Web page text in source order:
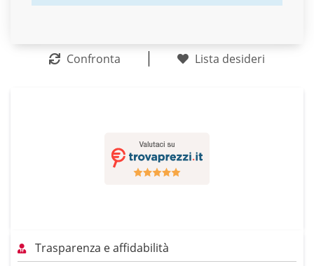
Confronta Lista desideri
Trasparenza e affidabilità